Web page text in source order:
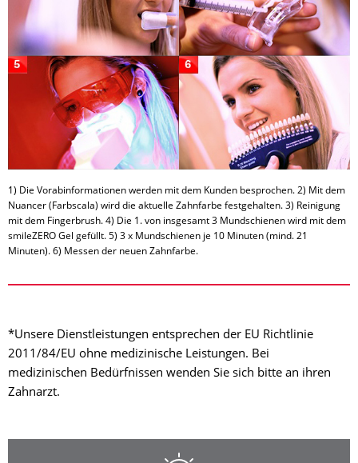
1) Die Vorabinformationen werden mit dem Kunden besprochen. 2) Mit dem
Nuancer (Farbscala) wird die aktuelle Zahnfarbe festgehalten. 3) Reinigung
mit dem Fingerbrush. 4) Die 1. von insgesamt 3 Mundschienen wird mit dem
smileZERO Gel gefüllt. 5) 3 x Mundschienen je 10 Minuten (mind. 21
Minuten). 6) Messen der neuen Zahnfarbe.
*Unsere Dienstleistungen entsprechen der EU Richtlinie
2011/84/EU ohne medizinische Leistungen. Bei
medizinischen Bedürfnissen wenden Sie sich bitte an ihren
Zahnarzt.